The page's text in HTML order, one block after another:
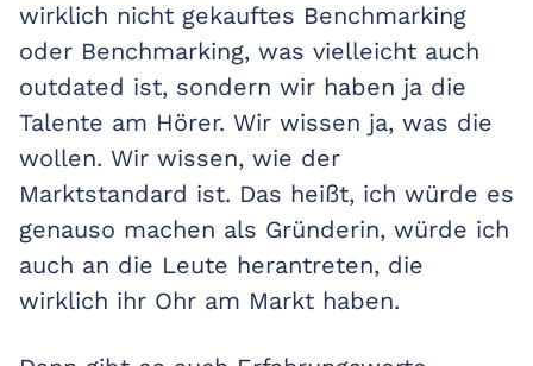
wirklich nicht gekauftes Benchmarking
oder Benchmarking, was vielleicht auch
outdated ist, sondern wir haben ja die
Talente am Hörer. Wir wissen ja, was die
wollen. Wir wissen, wie der
Marktstandard ist. Das heißt, ich würde es
genauso machen als Gründerin, würde ich
auch an die Leute herantreten, die
wirklich ihr Ohr am Markt haben.